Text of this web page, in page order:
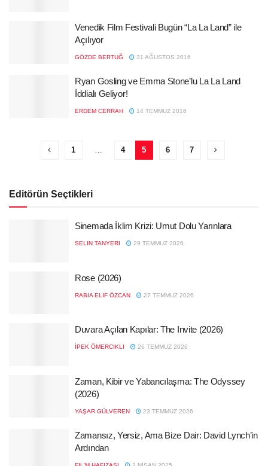
Venedik Film Festivali Bugün “La La Land” ile
Açılıyor
GÖZDE BERTUĞ 31 AĞUSTOS 2016
Ryan Gosling ve Emma Stone’lu La La Land
İddialı Geliyor!
ERDEM CERRAH 14 TEMMUZ 2016
1 … 4 5 6 7
Editörün Seçtikleri
Sinemada İklim Krizi: Umut Dolu Yarınlara
SELIN TANYERI 29 TEMMUZ 2026
Rose (2026)
RABIA ELIF ÖZCAN 27 TEMMUZ 2026
Duvara Açılan Kapılar: The Invite (2026)
İPEK ÖMERCIKLI 26 TEMMUZ 2026
Zaman, Kibir ve Yabancılaşma: The Odyssey
(2026)
YAŞAR GÜLVEREN 23 TEMMUZ 2026
Zamansız, Yersiz, Ama Bize Dair: David Lynch’in
Ardından